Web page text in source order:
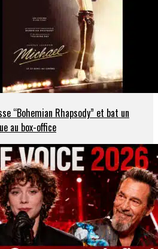
“Bohemian Rhapsody” et bat un
au box-office